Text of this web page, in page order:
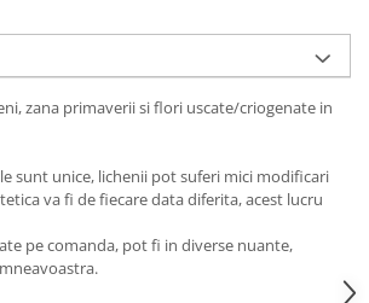
zana primaverii si flori uscate/criogenate in
sunt unice, lichenii pot suferi mici modificari
va fi de fiecare data diferita, acest lucru
pe comanda, pot fi in diverse nuante,